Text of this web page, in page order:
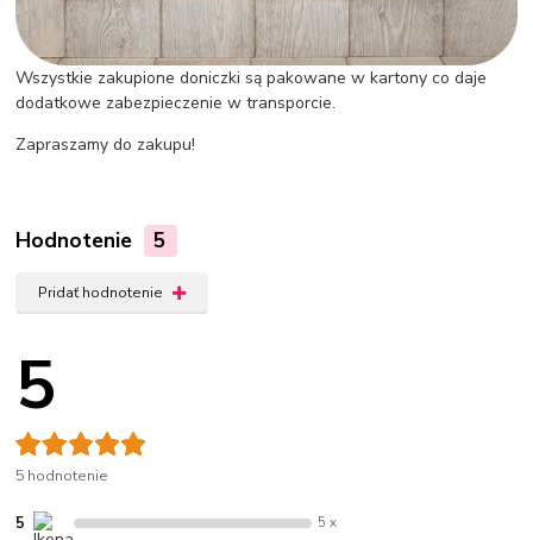
Wszystkie zakupione doniczki są pakowane w kartony co daje
dodatkowe zabezpieczenie w transporcie.
Zapraszamy do zakupu!
Hodnotenie 5
Pridať hodnotenie
5
5 hodnotenie
5 5 x